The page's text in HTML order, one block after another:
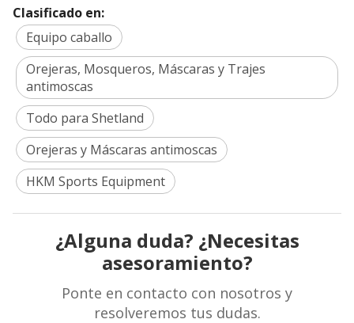
Clasificado en:
Equipo caballo
Orejeras, Mosqueros, Máscaras y Trajes
antimoscas
Todo para Shetland
Orejeras y Máscaras antimoscas
HKM Sports Equipment
¿Alguna duda? ¿Necesitas
asesoramiento?
Ponte en contacto con nosotros y
resolveremos tus dudas.